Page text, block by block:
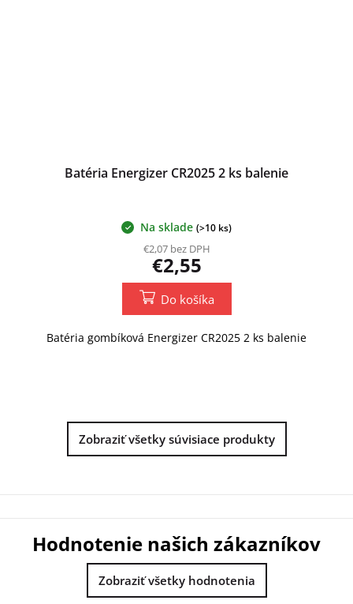
Batéria Energizer CR2025 2 ks balenie
Na sklade (>10 ks)
€2,07 bez DPH
€2,55
Do košíka
Batéria gombíková Energizer CR2025 2 ks balenie
Zobraziť všetky súvisiace produkty
Hodnotenie našich zákazníkov
Zobraziť všetky hodnotenia